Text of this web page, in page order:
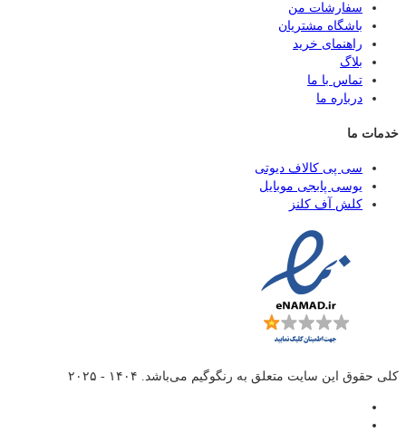
سفارشات من
باشگاه مشتریان
راهنمای خرید
بلاگ
تماس با ما
درباره ما
خدمات ما
سی پی کالاف دیوتی
یوسی پابجی موبایل
کلش آف کلنز
کلی حقوق این سایت متعلق به رنگوگیم می‌باشد. ۱۴۰۴ - ۲۰۲۵